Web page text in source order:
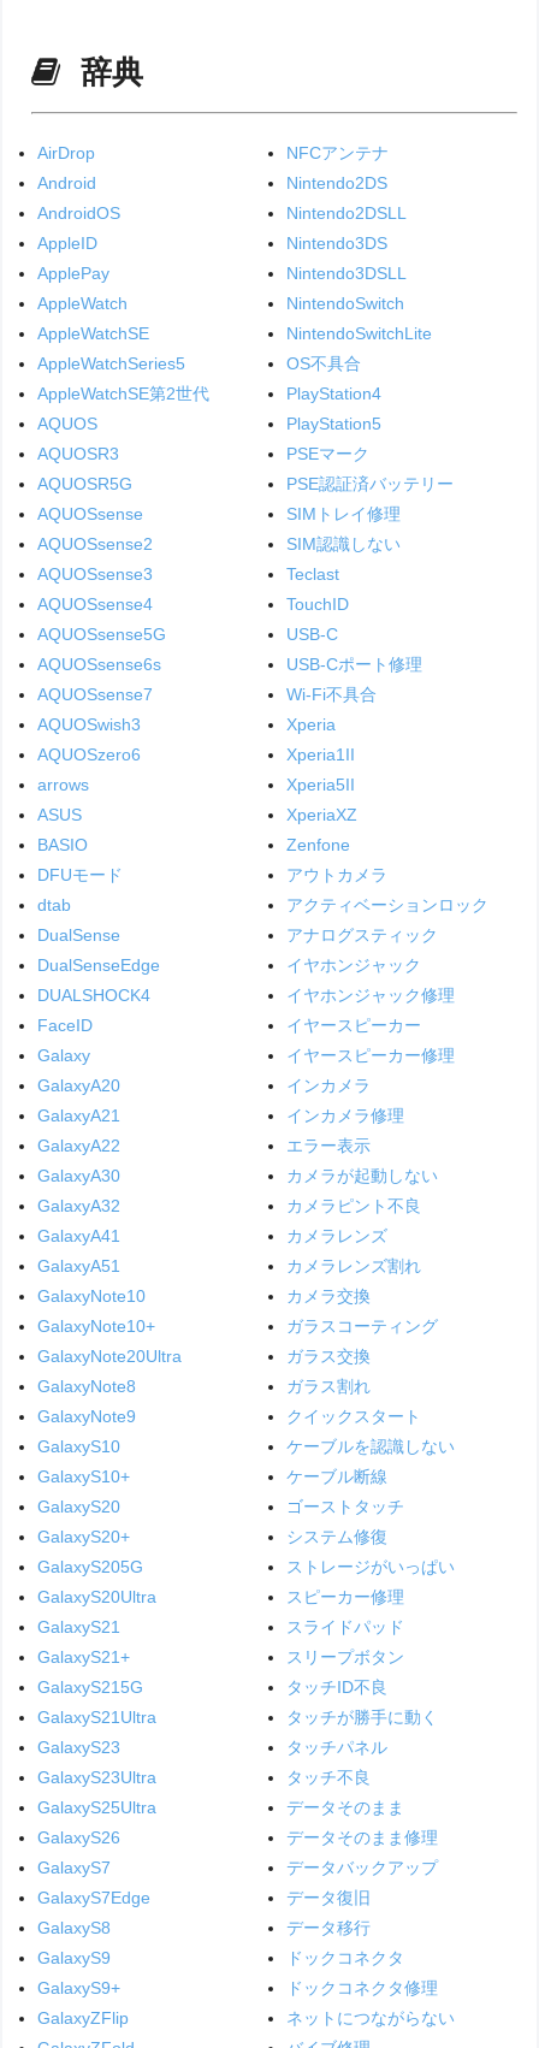
辞典
AirDrop
Android
AndroidOS
AppleID
ApplePay
AppleWatch
AppleWatchSE
AppleWatchSeries5
AppleWatchSE第2世代
AQUOS
AQUOSR3
AQUOSR5G
AQUOSsense
AQUOSsense2
AQUOSsense3
AQUOSsense4
AQUOSsense5G
AQUOSsense6s
AQUOSsense7
AQUOSwish3
AQUOSzero6
arrows
ASUS
BASIO
DFUモード
dtab
DualSense
DualSenseEdge
DUALSHOCK4
FaceID
Galaxy
GalaxyA20
GalaxyA21
GalaxyA22
GalaxyA30
GalaxyA32
GalaxyA41
GalaxyA51
GalaxyNote10
GalaxyNote10+
GalaxyNote20Ultra
GalaxyNote8
GalaxyNote9
GalaxyS10
GalaxyS10+
GalaxyS20
GalaxyS20+
GalaxyS205G
GalaxyS20Ultra
GalaxyS21
GalaxyS21+
GalaxyS215G
GalaxyS21Ultra
GalaxyS23
GalaxyS23Ultra
GalaxyS25Ultra
GalaxyS26
GalaxyS7
GalaxyS7Edge
GalaxyS8
GalaxyS9
GalaxyS9+
GalaxyZFlip
NFCアンテナ
Nintendo2DS
Nintendo2DSLL
Nintendo3DS
Nintendo3DSLL
NintendoSwitch
NintendoSwitchLite
OS不具合
PlayStation4
PlayStation5
PSEマーク
PSE認証済バッテリー
SIMトレイ修理
SIM認識しない
Teclast
TouchID
USB-C
USB-Cポート修理
Wi-Fi不具合
Xperia
Xperia1II
Xperia5II
XperiaXZ
Zenfone
アウトカメラ
アクティベーションロック
アナログスティック
イヤホンジャック
イヤホンジャック修理
イヤースピーカー
イヤースピーカー修理
インカメラ
インカメラ修理
エラー表示
カメラが起動しない
カメラピント不良
カメラレンズ
カメラレンズ割れ
カメラ交換
ガラスコーティング
ガラス交換
ガラス割れ
クイックスタート
ケーブルを認識しない
ケーブル断線
ゴーストタッチ
システム修復
ストレージがいっぱい
スピーカー修理
スライドパッド
スリープボタン
タッチID不良
タッチが勝手に動く
タッチパネル
タッチ不良
データそのまま
データそのまま修理
データバックアップ
データ復旧
データ移行
ドックコネクタ
ドックコネクタ修理
ネットにつながらない